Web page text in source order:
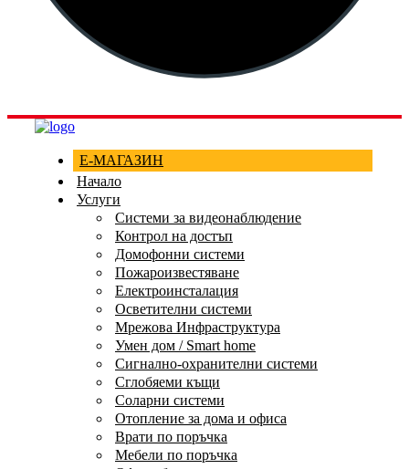
Е-МАГАЗИН
Начало
Услуги
Системи за видеонаблюдение
Контрол на достъп
Домофонни системи
Пожароизвестяване
Електроинсталация
Осветителни системи
Мрежова Инфраструктура
Умен дом / Smart home
Сигнално-охранителни системи
Сглобяеми къщи
Соларни системи
Отопление за дома и офиса
Врати по поръчка
Мебели по поръчка